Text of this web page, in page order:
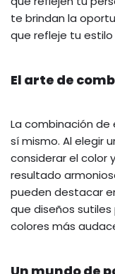
te brindan la
que refleje tu estilo
El arte de
La combinación
sí mismo. Al elegir
considerar el color
resultado
pueden destacar
que diseños
colores más